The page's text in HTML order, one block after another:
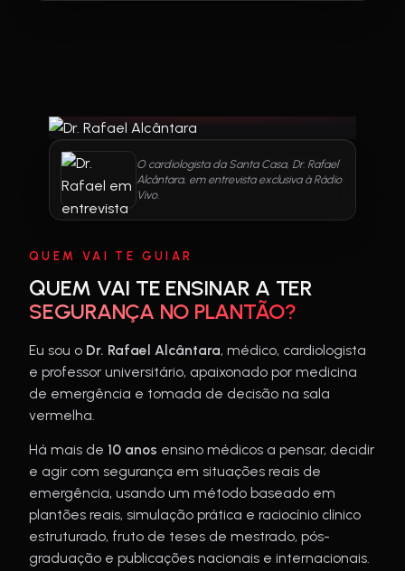
O cardiologista da Santa Casa, Dr. Rafael
Alcântara, em entrevista exclusiva à Rádio
Vivo.
QUEM VAI TE GUIAR
QUEM VAI TE ENSINAR A TER
SEGURANÇA NO PLANTÃO?
Eu sou o Dr. Rafael Alcântara, médico, cardiologista
e professor universitário, apaixonado por medicina
de emergência e tomada de decisão na sala
vermelha.
Há mais de 10 anos ensino médicos a pensar, decidir
e agir com segurança em situações reais de
emergência, usando um método baseado em
plantões reais, simulação prática e raciocínio clínico
estruturado, fruto de teses de mestrado, pós-
graduação e publicações nacionais e internacionais.